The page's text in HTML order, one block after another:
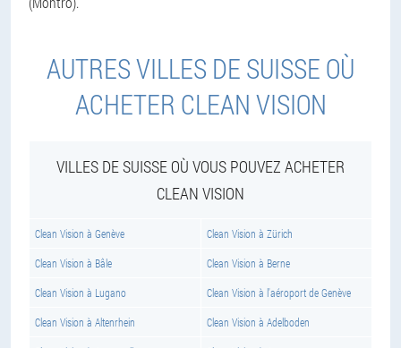
AUTRES VILLES DE SUISSE OÙ
ACHETER CLEAN VISION
VILLES DE SUISSE OÙ VOUS POUVEZ ACHETER
CLEAN VISION
Clean Vision à Genève Clean Vision à Zürich
Clean Vision à Bâle Clean Vision à Berne
Clean Vision à Lugano Clean Vision à l'aéroport de Genève
Clean Vision à Altenrhein Clean Vision à Adelboden